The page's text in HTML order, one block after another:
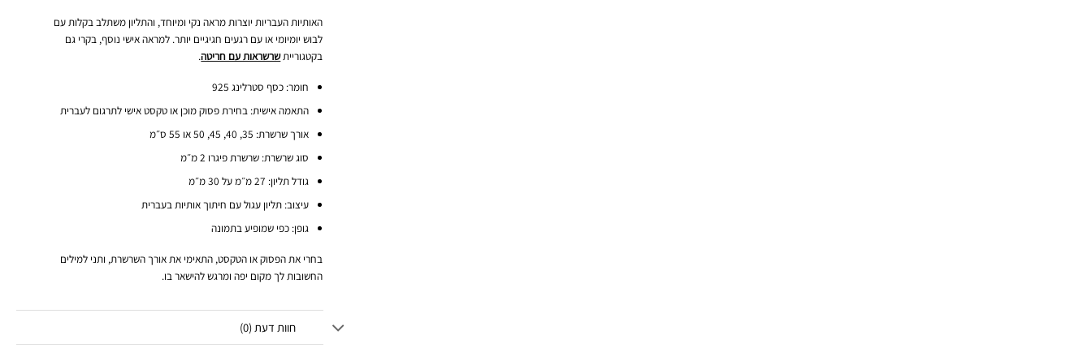
האותיות העבריות יוצרות מראה נקי ומיוחד, והתליון משתלב בקלות עם
לבוש יומיומי או עם רגעים חגיגיים יותר. למראה אישי נוסף, בקרי גם
בקטגורייתשרשראות עם חריטה.
חומר: כסף סטרלינג 925
התאמה אישית: בחירת פסוק מוכן או טקסט אישי לתרגום לעברית
אורך שרשרת: 35, 40, 45, 50 או 55 ס״מ
סוג שרשרת: שרשרת פיגרו 2 מ״מ
גודל תליון: 27 מ״מ על 30 מ״מ
עיצוב: תליון עגול עם חיתוך אותיות בעברית
גופן: כפי שמופיע בתמונה
בחרי את הפסוק או הטקסט, התאימי את אורך השרשרת, ותני למילים
החשובות לך מקום יפה ומרגש להישאר בו.
חוות דעת (0)